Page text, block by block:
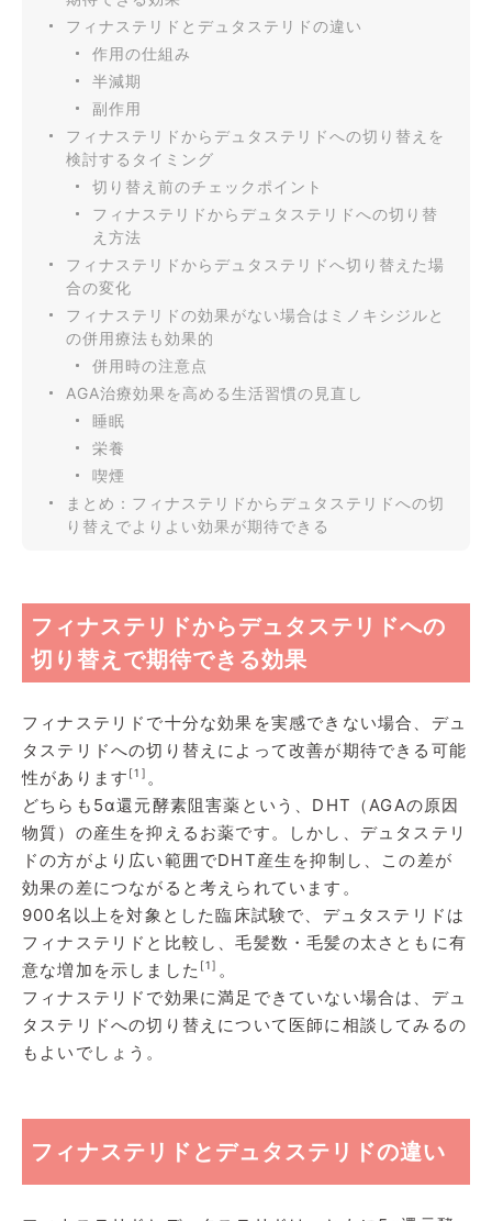
フィナステリドとデュタステリドの違い
作用の仕組み
半減期
副作用
フィナステリドからデュタステリドへの切り替えを
検討するタイミング
切り替え前のチェックポイント
フィナステリドからデュタステリドへの切り替
え方法
フィナステリドからデュタステリドへ切り替えた場
合の変化
フィナステリドの効果がない場合はミノキシジルと
の併用療法も効果的
併用時の注意点
AGA治療効果を高める生活習慣の見直し
睡眠
栄養
喫煙
まとめ：フィナステリドからデュタステリドへの切
り替えでよりよい効果が期待できる
フィナステリドからデュタステリドへの
切り替えで期待できる効果
フィナステリドで十分な効果を実感できない場合、デュ
タステリドへの切り替えによって改善が期待できる可能
性があります [1] 。
どちらも5α還元酵素阻害薬という、DHT（AGAの原因
物質）の産生を抑えるお薬です。しかし、デュタステリ
ドの方がより広い範囲でDHT産生を抑制し、この差が
効果の差につながると考えられています。
900名以上を対象とした臨床試験で、デュタステリドは
フィナステリドと比較し、毛髪数・毛髪の太さともに有
意な増加を示しました [1] 。
フィナステリドで効果に満足できていない場合は、デュ
タステリドへの切り替えについて医師に相談してみるの
もよいでしょう。
フィナステリドとデュタステリドの違い